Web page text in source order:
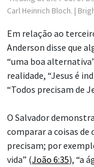
Carl Heinrich Bloch. |
Em relação ao
Anderson disse que
“uma boa
realidade, “Jesus é
“Todos precisam de
O Salvador
comparar a coisas de
precisam; por
vida” (João 6:35), “a